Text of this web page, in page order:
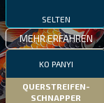
SELTEN
MEHR ERFAHREN
KO PANYI
QUERSTREIFEN-
SCHNAPPER